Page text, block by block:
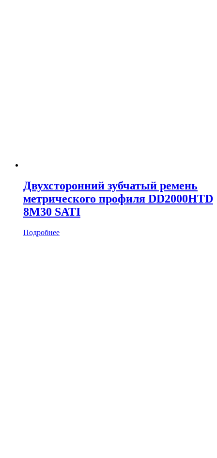
Двухсторонний зубчатый ремень
метрического профиля DD2000HTD
8M30 SATI
Подробнее